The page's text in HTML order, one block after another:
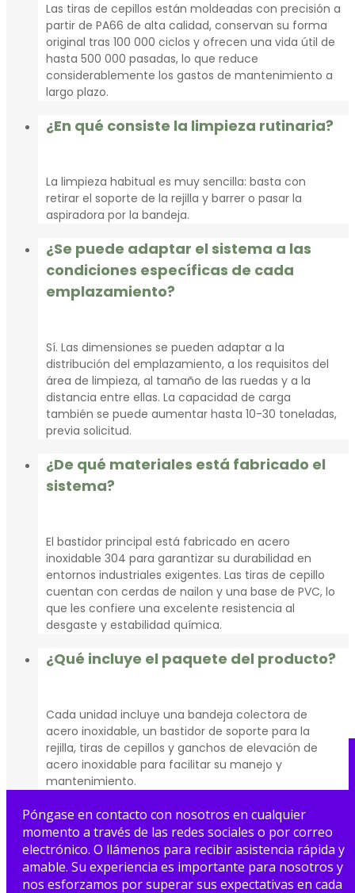
Las tiras de cepillos están moldeadas con precisión a
partir de PA66 de alta calidad, conservan su forma
original tras 100 000 ciclos y ofrecen una vida útil de
hasta 500 000 pasadas, lo que reduce
considerablemente los gastos de mantenimiento a
largo plazo.
¿En qué consiste la limpieza rutinaria?
La limpieza habitual es muy sencilla: basta con
retirar el soporte de la rejilla y barrer o pasar la
aspiradora por la bandeja.
¿Se puede adaptar el sistema a las
condiciones específicas de cada
emplazamiento?
Sí. Las dimensiones se pueden adaptar a la
distribución del emplazamiento, a los requisitos del
área de limpieza, al tamaño de las ruedas y a la
distancia entre ellas. La capacidad de carga
también se puede aumentar hasta 10-30 toneladas,
previa solicitud.
¿De qué materiales está fabricado el
sistema?
El bastidor principal está fabricado en acero
inoxidable 304 para garantizar su durabilidad en
entornos industriales exigentes. Las tiras de cepillo
cuentan con cerdas de nailon y una base de PVC, lo
que les confiere una excelente resistencia al
desgaste y estabilidad química.
¿Qué incluye el paquete del producto?
Cada unidad incluye una bandeja colectora de
acero inoxidable, un bastidor de soporte para la
rejilla, tiras de cepillos y ganchos de elevación de
acero inoxidable para facilitar su manejo y
mantenimiento.
Póngase en contacto con nosotros en cualquier
momento a través de las redes sociales o por correo
electrónico. O llámenos para recibir asistencia rápida y
amable. Su experiencia es importante para nosotros y
nos esforzamos por superar sus expectativas en cada